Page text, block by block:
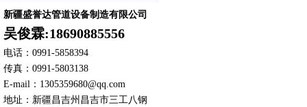
新疆盛誉达管道设备制造有限公司
吴俊霖:18690885556
电话：0991-5858394
传真：0991-5803138
E-mail：1305359680@qq.com
地址：新疆昌吉州昌吉市三工八钢